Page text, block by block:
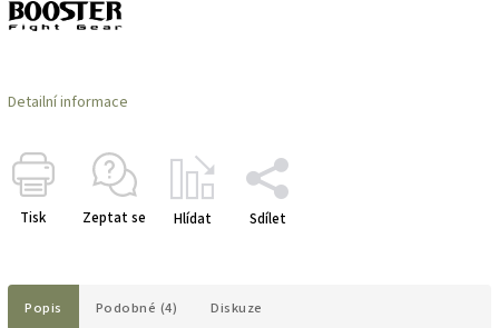
Detailní informace
Tisk Zeptat se Hlídat Sdílet
Popis Podobné (4) Diskuze